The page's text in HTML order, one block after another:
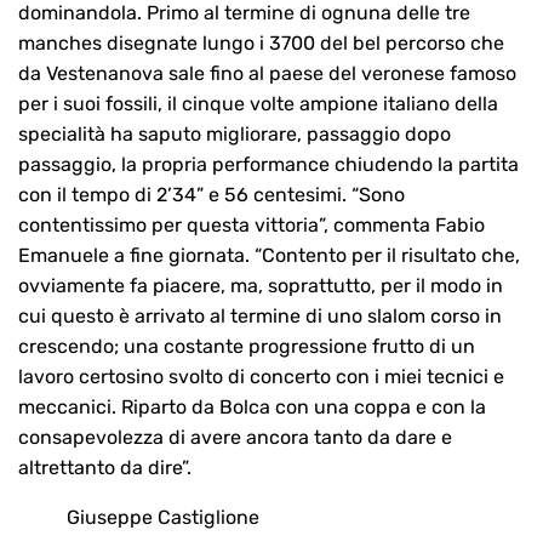
dominandola. Primo al termine di ognuna delle tre
manches disegnate lungo i 3700 del bel percorso che
da Vestenanova sale fino al paese del veronese famoso
per i suoi fossili, il cinque volte ampione italiano della
specialità ha saputo migliorare, passaggio dopo
passaggio, la propria performance chiudendo la partita
con il tempo di 2’34” e 56 centesimi. “Sono
contentissimo per questa vittoria”, commenta Fabio
Emanuele a fine giornata. “Contento per il risultato che,
ovviamente fa piacere, ma, soprattutto, per il modo in
cui questo è arrivato al termine di uno slalom corso in
crescendo; una costante progressione frutto di un
lavoro certosino svolto di concerto con i miei tecnici e
meccanici. Riparto da Bolca con una coppa e con la
consapevolezza di avere ancora tanto da dare e
altrettanto da dire”.
Giuseppe Castiglione